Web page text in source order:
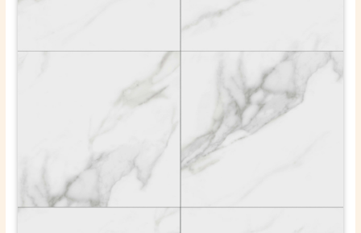
ОТПРАВИТЬ
Ваши данные не будут переданы третьим лицам